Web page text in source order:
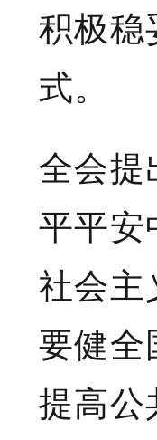
积极稳
式。
全会提
平平安
社会主
要健全
提高公